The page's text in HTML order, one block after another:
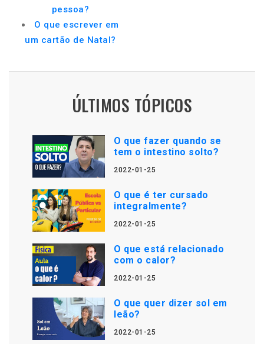
pessoa?
O que escrever em
um cartão de Natal?
ÚLTIMOS TÓPICOS
O que fazer quando se
tem o intestino solto?
2022-01-25
O que é ter cursado
integralmente?
2022-01-25
O que está relacionado
com o calor?
2022-01-25
O que quer dizer sol em
leão?
2022-01-25